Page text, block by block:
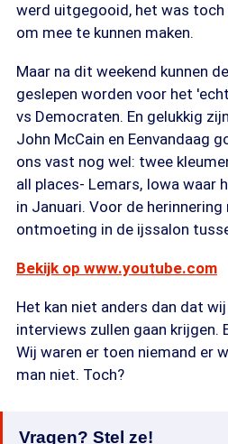
werd uitgegooid, het was toch
om mee te kunnen maken.
Maar na dit weekend kunnen
geslepen worden voor het
vs Democraten. En gelukkig
John McCain en Eenvandaag
ons vast nog wel: twee
all places- Lemars, Iowa waar
in Januari. Voor de herinnering
ontmoeting in de ijssalon
Bekijk op www.youtube.com
Het kan niet anders dan dat
interviews zullen gaan krijgen.
Wij waren er toen niemand er
man niet. Toch?
Vragen? Stel ze!